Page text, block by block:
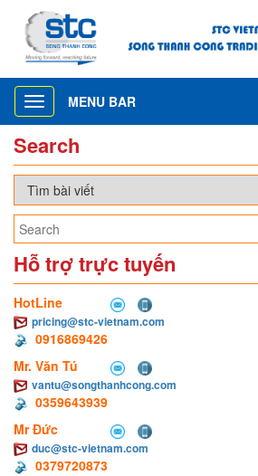
Toggle
navigation
MENU BAR
Search
Hỗ trợ trực tuyến
HotLine
pricing@stc-vietnam.com
0916869426
Mr. Văn Tú
vantu@songthanhcong.com
0359643939
Mr Đức
duc@stc-vietnam.com
0379720873